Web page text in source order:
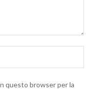
questo browser per la